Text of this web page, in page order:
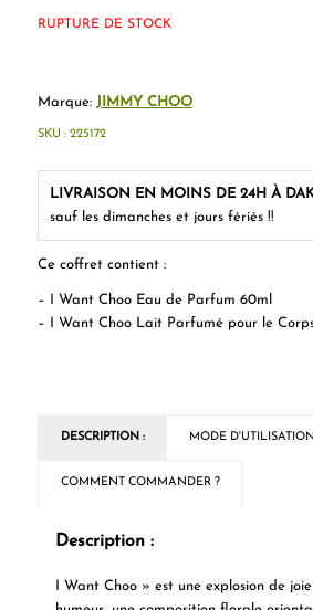
Ce coffret contient :
– I Want Choo Eau de Parfum 60ml
– I Want Choo Lait Parfumé pour le Corps
RUPTURE DE STOCK
Marque: JIMMY CHOO
LIVRAISON EN MOINS DE 24H À
sauf les dimanches et jours fériés !!
SKU : 225172
DESCRIPTION : MODE D'UTILISATION
COMMENT COMMANDER ?
Description :
I Want Choo » est une explosion de